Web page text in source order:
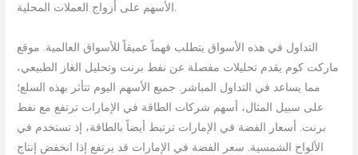
الأسهم على أزواج العملات المحلية.
التداول في هذه الأسواق يتطلب فهماً عميقاً للأسواق العالمية. موقع
ماركت كوم يقدم تحليلات مفصلة عن نفط برنت وتحليل الغاز الطبيعي،
مما يساعد في التداول المباشر. جميع الأسهم اليوم تتأثر بهذه السلع؛
على سبيل المثال، أسهم شركات الطاقة في الإمارات ترتفع مع نفط
برنت. أسعار الفضة في الإمارات ترتبط أيضاً بالطاقة، إذ تستخدم في
الألواح الشمسية. سعر الفضة في الإمارات قد يرتفع إذا انخفض إنتاج